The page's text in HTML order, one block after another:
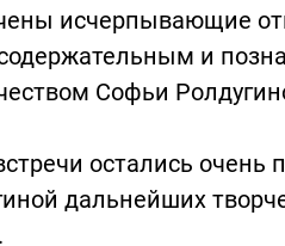
исчерпывающие
и
Софьи
остались
дальнейших